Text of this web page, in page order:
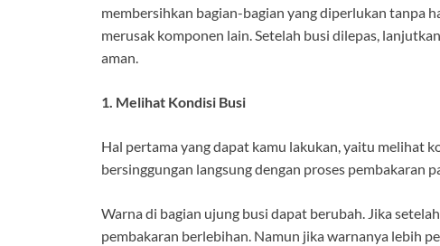
membersihkan bagian-bagian yang diperlukan tanpa
merusak komponen lain. Setelah busi dilepas,
aman.
1. Melihat Kondisi Busi
Hal pertama yang dapat kamu lakukan, yaitu melihat
bersinggungan langsung dengan proses pembakaran
Warna di bagian ujung busi dapat berubah. Jika
pembakaran berlebihan. Namun jika warnanya lebih